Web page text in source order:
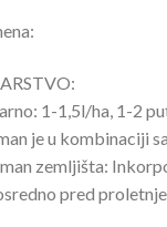
1-1,5l/ha, 1-2
je u kombinaciji
zemljišta:
pred